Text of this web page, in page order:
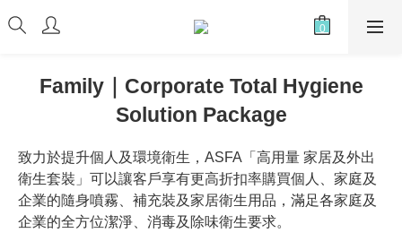
Family｜Corporate Total Hygiene
Solution Package
致力於提升個人及環境衛生，ASFA「高用量 家居及外出
衛生套裝」可以讓客戶享有更高折扣率購買個人、家庭及
企業的隨身噴霧、補充裝及家居衛生用品，滿足各家庭及
企業的全方位潔淨、消毒及除味衛生要求。